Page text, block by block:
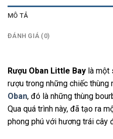
MÔ TẢ
ĐÁNH GIÁ (0)
Rượu Oban Little Bay là một
rượu trong những chiếc thùng
Oban, đó là những thùng
Qua quá trình này, đã tạo ra
phong phú với hương trái cây